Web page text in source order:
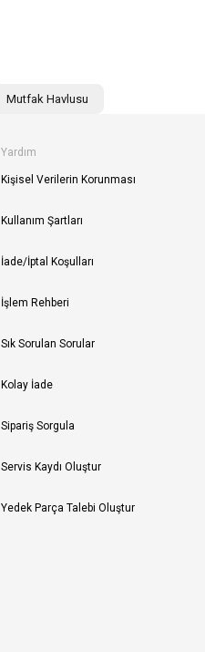
Mutfak Havlusu
Yardım
Kişisel Verilerin Korunması
Kullanım Şartları
İade/İptal Koşulları
İşlem Rehberi
Sık Sorulan Sorular
Kolay İade
Sipariş Sorgula
Servis Kaydı Oluştur
Yedek Parça Talebi Oluştur